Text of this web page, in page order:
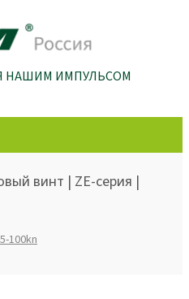
НАШИМ ИМПУЛЬСОМ
винт | ZE-серия |
100kn